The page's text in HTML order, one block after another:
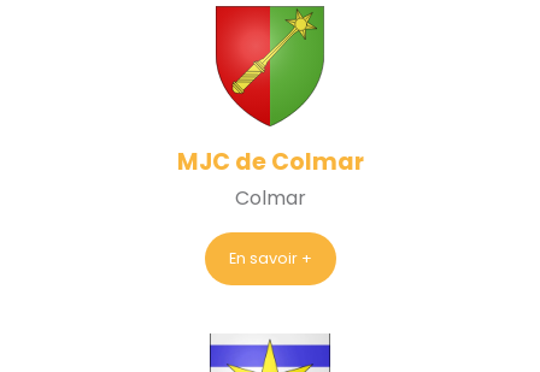
MJC de Colmar
Colmar
En savoir +